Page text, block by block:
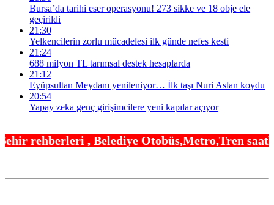
Bursa’da tarihi eser operasyonu! 273 sikke ve 18 obje ele
geçirildi
21:30
Yelkencilerin zorlu mücadelesi ilk günde nefes kesti
21:24
688 milyon TL tarımsal destek hesaplarda
21:12
Eyüpsultan Meydanı yenileniyor… İlk taşı Nuri Aslan koydu
20:54
Yapay zeka genç girişimcilere yeni kapılar açıyor
, Belediye Otobüs,Metro,Tren saatleri